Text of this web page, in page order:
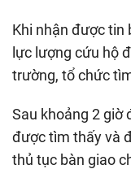
Khi nhận được tin
lực lượng cứu hộ
trường, tổ chức
Sau khoảng 2 giờ
được tìm thấy và
thủ tục bàn giao